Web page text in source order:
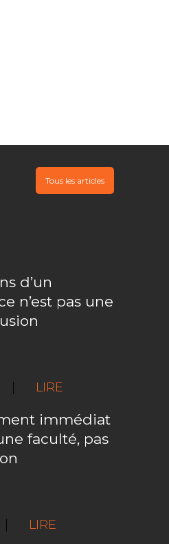
Tous les articles
d’un
n’est pas une
LIRE
immédiat
faculté, pas
LIRE